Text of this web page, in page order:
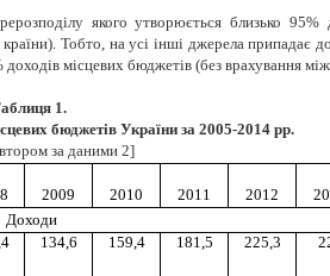
якого утворюється близько
Тобто, на усі інші джерела припадає
місцевих бюджетів (без врахування
1.
бюджетів України за 2005-2014 рр.
за даними 2]
2009 2010 2011 2012
Доходи
134,6 159,4 181,5 225,3